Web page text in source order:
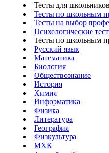
Тесты для школьников
Тесты по школьным
Тесты на выбор
Психологические
Тесты по школьным
Русский язык
Математика
Биология
Обществознание
История
Химия
Информатика
Физика
Литература
География
Физкультура
МХК